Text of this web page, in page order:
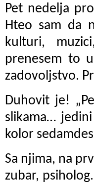
Pet nedelja
Hteo sam da
kulturi,
prenesem to
zadovoljstvo.
Duhovit je!
slikama…
kolor
Sa njima, na
zubar,